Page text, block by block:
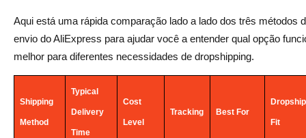
Rastreamento e Confiabilidade
Veredito Final
ePacket vs AliExpress Premium Shipping
Quando o ePacket Faz Mais Sentido
Aqui está uma rápida comparação lado a lado dos três métodos
envio do AliExpress para ajudar você a entender qual opção
melhor para diferentes necessidades de dropshipping.
Shipping
Method
Typical
Delivery
Time
Cost
Level
Tracking Best For
Fit